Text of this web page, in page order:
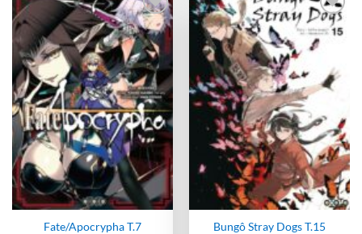
Ajouter
à la
wishlist
Fate/Apocrypha T.7
Ajouter
à la
wishlist
Bungô Stray Dogs T.15